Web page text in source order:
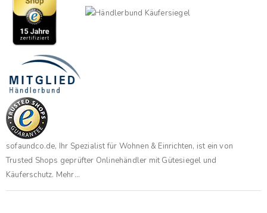
sofaundco.de, Ihr Spezialist für Wohnen & Einrichten, ist ein von
Trusted Shops geprüfter Onlinehändler mit Gütesiegel und
Käuferschutz. Mehr...